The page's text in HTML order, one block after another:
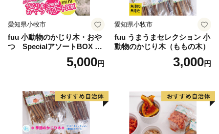
愛知県小牧市
fuu 小動物のかじり木・おや
つ SpecialアソートBOX mi
5,000円
愛知県小牧市
fuu うまうまセレクション 小
動物のかじり木（ももの木）
3,000円